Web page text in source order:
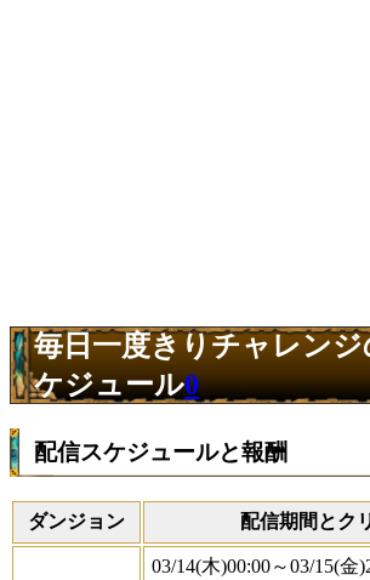
毎日一度きりチャレン
ケジュール0
配信スケジュールと報酬
ダンジョン 配信期間とク
03/14(木)00:00～03/15(金